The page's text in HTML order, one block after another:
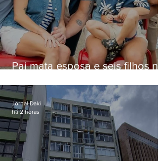
Pai mata esposa e seis filhos
Jornal Daki
há 2 horas